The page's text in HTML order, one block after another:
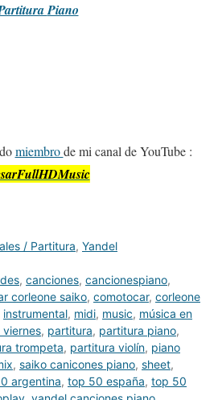
Piano
miembrode mi canal de YouTube :
/ Partitura, Yandel
, canciones, cancionespiano,
corleone saiko, comotocar, corleone
instrumental, midi, music, música en
viernes, partitura, partitura piano,
trompeta, partitura violín, piano
, saiko canicones piano, sheet,
argentina, top 50 españa, top 50